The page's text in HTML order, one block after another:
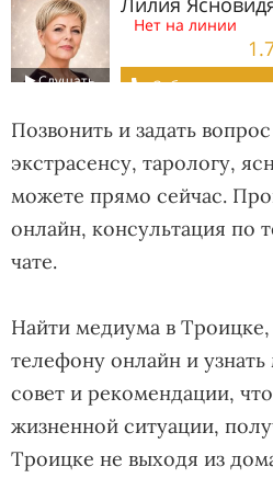
Позвонить и задать
экстрасенсу, тарологу,
можете прямо сейчас.
онлайн, консультация по
чате.
Найти медиума в Троицке,
телефону онлайн и
совет и рекомендации,
жизненной ситуации,
Троицке не выходя из